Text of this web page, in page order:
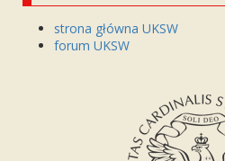
strona główna UKSW
forum UKSW